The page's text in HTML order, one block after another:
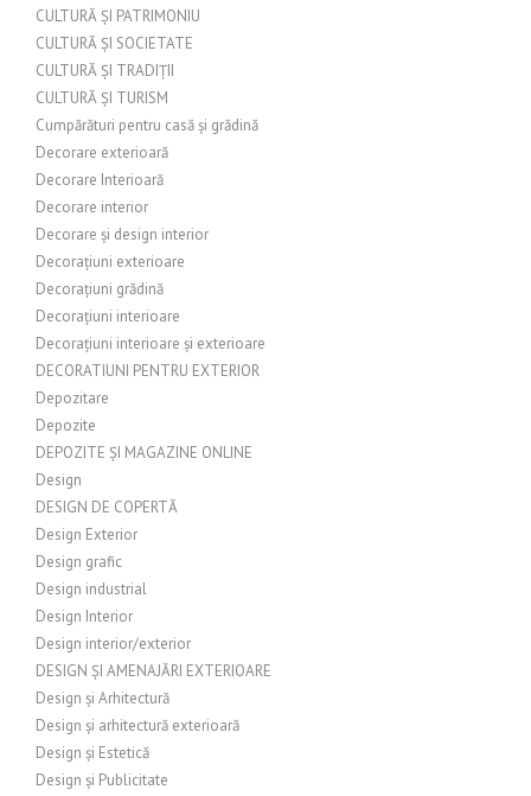
CULTURĂ ȘI PATRIMONIU
CULTURĂ ȘI SOCIETATE
CULTURĂ ȘI TRADIȚII
CULTURĂ ȘI TURISM
Cumpărături pentru casă și grădină
Decorare exterioară
Decorare Interioară
Decorare interior
Decorare și design interior
Decorațiuni exterioare
Decorațiuni grădină
Decorațiuni interioare
Decorațiuni interioare și exterioare
DECORATIUNI PENTRU EXTERIOR
Depozitare
Depozite
DEPOZITE ȘI MAGAZINE ONLINE
Design
DESIGN DE COPERTĂ
Design Exterior
Design grafic
Design industrial
Design Interior
Design interior/exterior
DESIGN ȘI AMENAJĂRI EXTERIOARE
Design și Arhitectură
Design și arhitectură exterioară
Design și Estetică
Design și Publicitate